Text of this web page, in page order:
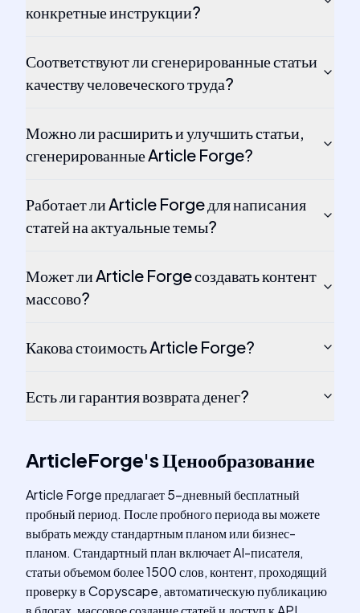
конкретные инструкции?
Соответствуют ли сгенерированные статьи
качеству человеческого труда?
Можно ли расширить и улучшить статьи,
сгенерированные Article Forge?
Работает ли Article Forge для написания
статей на актуальные темы?
Может ли Article Forge создавать контент
массово?
Какова стоимость Article Forge?
Есть ли гарантия возврата денег?
ArticleForge'sЦенообразование
Article Forge предлагает 5-дневный бесплатный
пробный период. После пробного периода вы можете
выбрать между стандартным планом или бизнес-
планом. Стандартный план включает AI-писателя,
статьи объемом более 1500 слов, контент, проходящий
проверку в Copyscape, автоматическую публикацию